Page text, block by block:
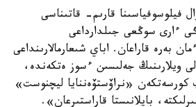
فيلوسوفياسىنا قارىم- قاتىناسى
ءارى سوڭعى جىلدارداعى
بەرە قاراعان. اباي شىعارمالارىنداعى
ويلارىنىڭ جەلىسىن ءسوز ەتكەندە،
كورسەتكەن «نراۆستۆەننايا ليچنوست»
بايلانىستا قاراستىرعان».